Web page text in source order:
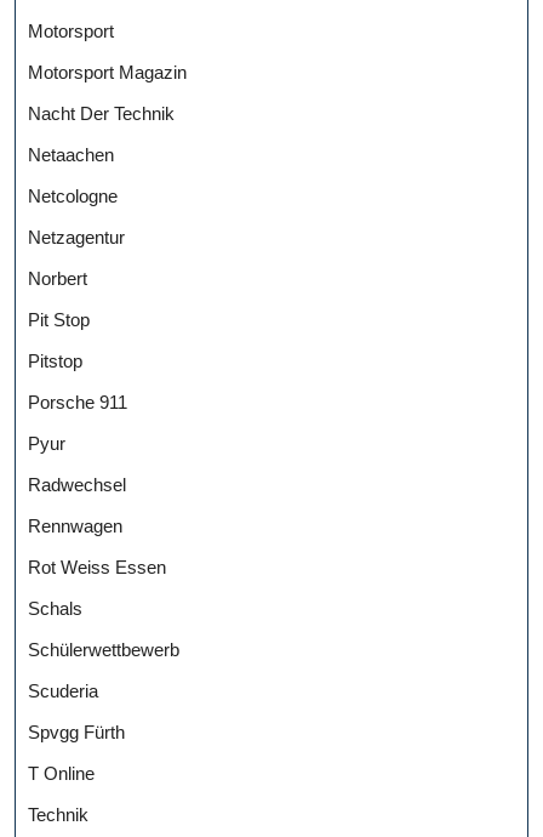
Motorsport
Motorsport Magazin
Nacht Der Technik
Netaachen
Netcologne
Netzagentur
Norbert
Pit Stop
Pitstop
Porsche 911
Pyur
Radwechsel
Rennwagen
Rot Weiss Essen
Schals
Schülerwettbewerb
Scuderia
Spvgg Fürth
T Online
Technik